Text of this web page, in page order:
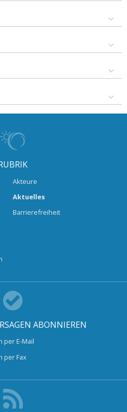
Akteure
Aktuelles
Barrierefreiheit
ABONNIEREN
per E-Mail
per Fax